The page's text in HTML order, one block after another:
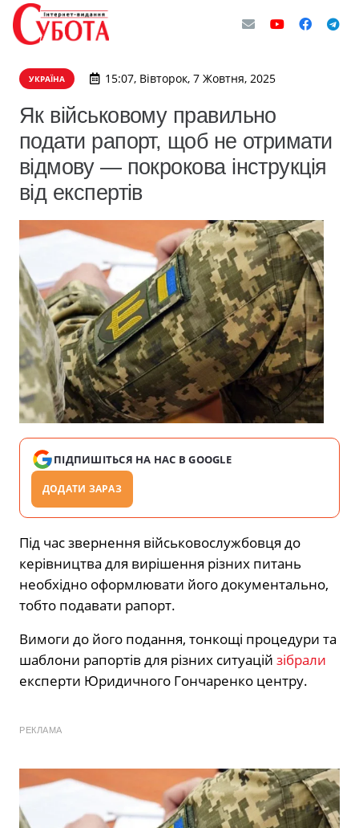
УКРАЇНА 15:07, Вівторок, 7 Жовтня, 2025
Як військовому правильно
подати рапорт, щоб не отримати
відмову — покрокова інструкція
від експертів
ПІДПИШІТЬСЯ НА НАС В GOOGLE
ДОДАТИ ЗАРАЗ
Під час звернення військовослужбовця до
керівництва для вирішення різних питань
необхідно оформлювати його документально,
тобто подавати рапорт.
Вимоги до його подання, тонкощі процедури та
шаблони рапортів для різних ситуацій зібрали
експерти Юридичного Гончаренко центру.
РЕКЛАМА